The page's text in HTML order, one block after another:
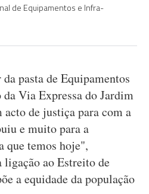
de Equipamentos e Infra-
pasta de Equipamentos
Via Expressa do Jardim
de justiça para com a
e muito para a
que temos hoje",
ligação ao Estreito de
a equidade da população